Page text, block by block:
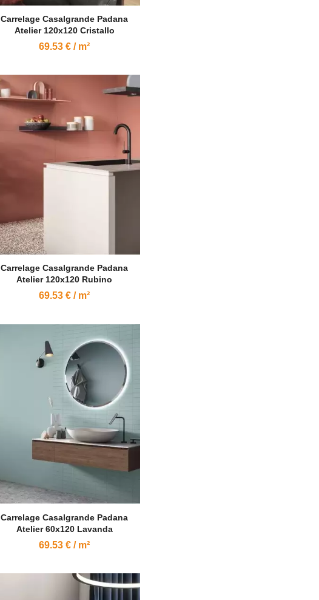
Carrelage Casalgrande Padana
Atelier 120x120 Cristallo
69.53 € / m²
Carrelage Casalgrande Padana
Atelier 120x120 Rubino
69.53 € / m²
Carrelage Casalgrande Padana
Atelier 60x120 Lavanda
69.53 € / m²